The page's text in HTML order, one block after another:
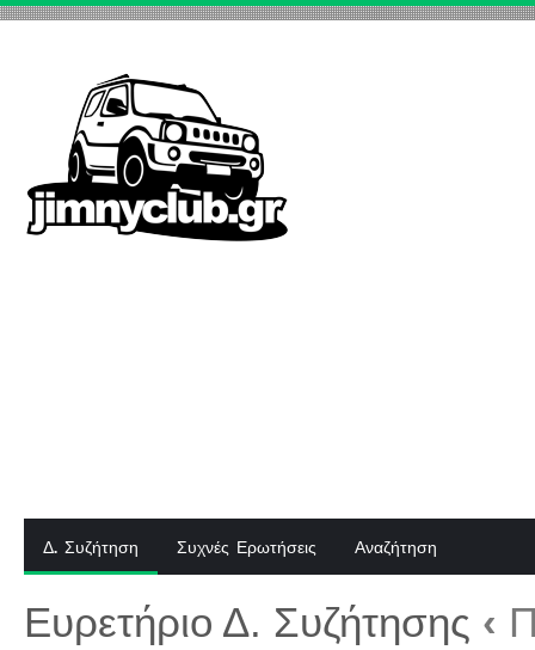
Δ. Συζήτηση Συχνές Ερωτήσεις Αναζήτηση
Ευρετήριο Δ. Συζήτησης ‹